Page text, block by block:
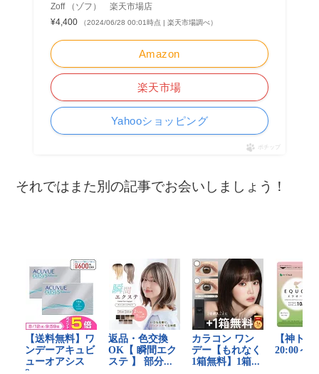
Zoff （ゾフ） 楽天市場店
¥4,400
（2024/06/28 00:01時点 | 楽天市場調べ）
Amazon
楽天市場
Yahooショッピング
ポチップ
それではまた別の記事でお会いしましょう！